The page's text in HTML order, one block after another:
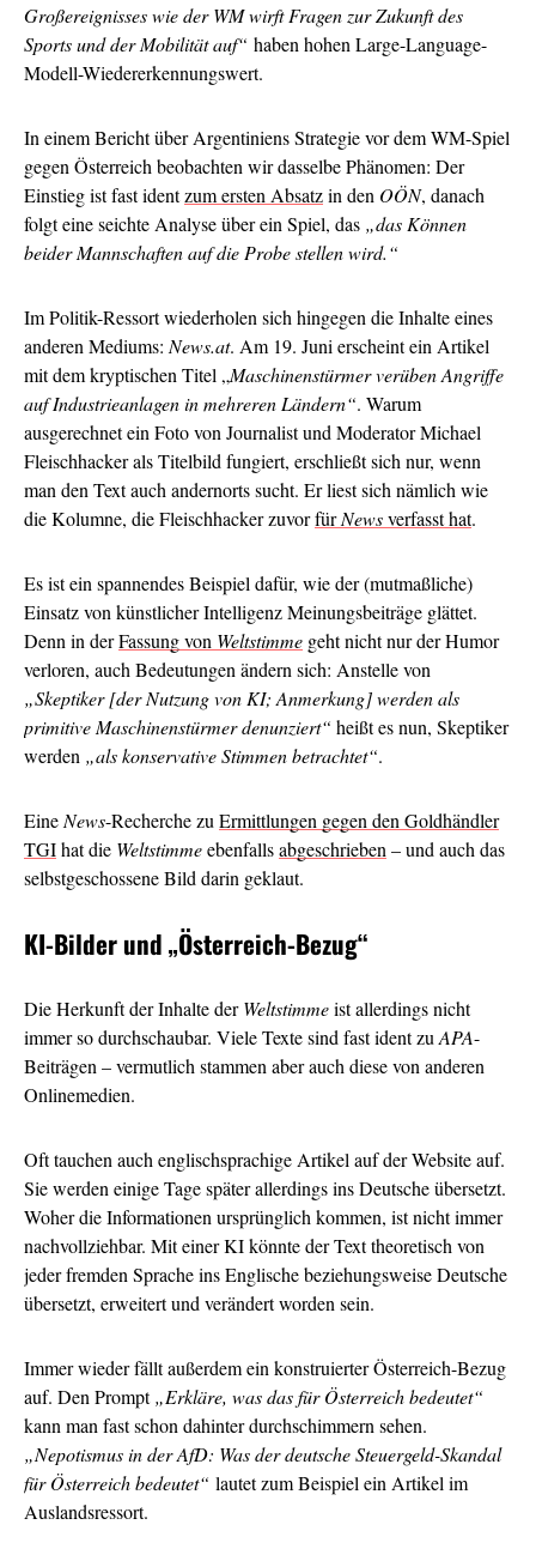
Großereignisses wie der WM wirft Fragen zur Zukunft des
Sports und der Mobilität auf“ haben hohen Large-Language-
Modell-Wiedererkennungswert.
In einem Bericht über Argentiniens Strategie vor dem WM-Spiel
gegen Österreich beobachten wir dasselbe Phänomen: Der
Einstieg ist fast identzum ersten Absatzin den OÖN, danach
folgt eine seichte Analyse über ein Spiel, das „das Können
beider Mannschaften auf die Probe stellen wird.“
Im Politik-Ressort wiederholen sich hingegen die Inhalte eines
anderen Mediums: News.at. Am 19. Juni erscheint ein Artikel
mit dem kryptischen Titel „Maschinenstürmer verüben Angriffe
auf Industrieanlagen in mehreren Ländern“. Warum
ausgerechnet ein Foto von Journalist und Moderator Michael
Fleischhacker als Titelbild fungiert, erschließt sich nur, wenn
man den Text auch andernorts sucht. Er liest sich nämlich wie
die Kolumne, die Fleischhacker zuvorfürNewsverfasst hat.
Es ist ein spannendes Beispiel dafür, wie der (mutmaßliche)
Einsatz von künstlicher Intelligenz Meinungsbeiträge glättet.
Denn in derFassung von Weltstimme geht nicht nur der Humor
verloren, auch Bedeutungen ändern sich: Anstelle von
„Skeptiker [der Nutzung von KI; Anmerkung] werden als
primitive Maschinenstürmer denunziert“ heißt es nun, Skeptiker
werden „als konservative Stimmen betrachtet“.
Eine News-Recherche zu Ermittlungen gegen den Goldhändler
TGIhat die Weltstimmeebenfallsabgeschrieben – und auch das
selbstgeschossene Bild darin geklaut.
KI-Bilder und„Österreich-Bezug“
Die Herkunft der Inhalte derWeltstimmeist allerdings nicht
immer so durchschaubar. Viele Texte sind fast ident zu APA-
Beiträgen – vermutlich stammen aber auch diese von anderen
Onlinemedien.
Oft tauchen auch englischsprachige Artikel auf der Website auf.
Sie werden einige Tage später allerdings ins Deutsche übersetzt.
Woher die Informationen ursprünglich kommen, ist nicht immer
nachvollziehbar. Mit einer KI könnte der Text theoretisch von
jeder fremden Sprache ins Englische beziehungsweise Deutsche
übersetzt, erweitert und verändert worden sein.
Immer wieder fällt außerdem ein konstruierter Österreich-Bezug
auf. Den Prompt„Erkläre, was das für Österreich bedeutet“
kann man fast schon dahinter durchschimmern sehen.
„Nepotismus in der AfD: Was der deutsche Steuergeld-Skandal
für Österreich bedeutet“ lautet zum Beispiel ein Artikel im
Auslandsressort.